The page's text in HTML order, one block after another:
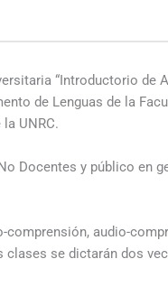
“Introductorio de
de Lenguas de la
UNRC.
Docentes y público en
audio-
se dictarán dos